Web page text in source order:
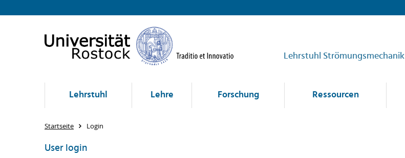
Lehrstuhl Strömungsmechanik
Lehrstuhl Lehre Forschung Ressourcen
Startseite Login
User login